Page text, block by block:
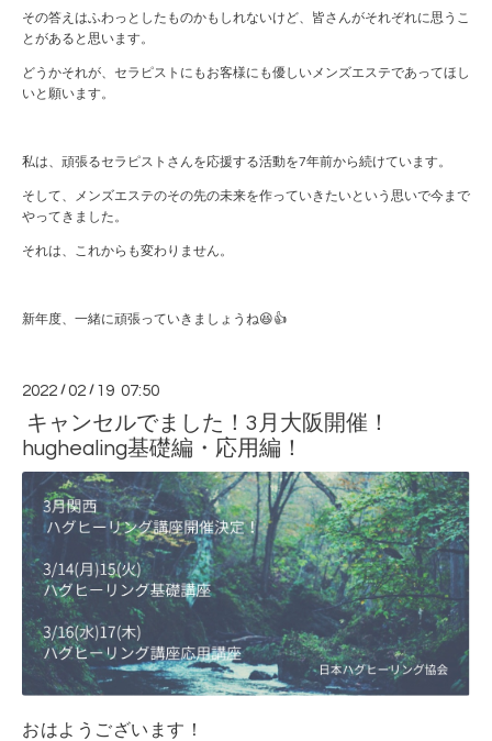
その答えはふわっとしたものかもしれないけど、皆さんがそれぞれに思うこ
とがあると思います。
どうかそれが、セラピストにもお客様にも優しいメンズエステであってほし
いと願います。
私は、頑張るセラピストさんを応援する活動を7年前から続けています。
そして、メンズエステのその先の未来を作っていきたいという思いで今まで
やってきました。
それは、これからも変わりません。
新年度、一緒に頑張っていきましょうね😆👍
2022 /02 / 19 07:50
キャンセルでました！3月大阪開催！
hughealing基礎編・応用編！
おはようございます！